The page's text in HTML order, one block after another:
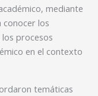
mediante
los
procesos
en el contexto
temáticas